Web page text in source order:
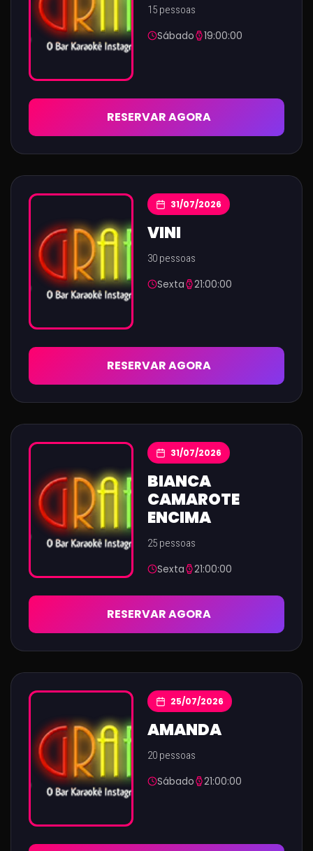
15 pessoas
Sábado 19:00:00
RESERVAR AGORA
31/07/2026
VINI
30 pessoas
Sexta 21:00:00
RESERVAR AGORA
31/07/2026
BIANCA
CAMAROTE
ENCIMA
25 pessoas
Sexta 21:00:00
RESERVAR AGORA
25/07/2026
AMANDA
20 pessoas
Sábado 21:00:00